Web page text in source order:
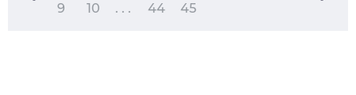
9
10 . . . 44 45